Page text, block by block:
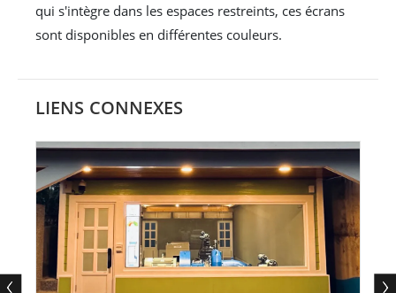
qui s'intègre dans les espaces restreints, ces écrans
sont disponibles en différentes couleurs.
LIENS CONNEXES